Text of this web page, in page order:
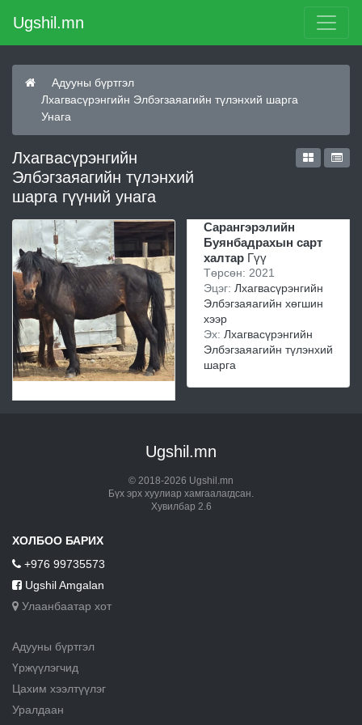
Ugshil.mn
Адууны бүртгэл
Лхагвасүрэнгийн Элбэгзаяагийн түлэнхий шарга
Унага
Лхагвасүрэнгийн
Элбэгзаяагийн түлэнхий
шарга гүүний унага
Сарангэрэлийн
Буянбадрахын сарт
халтар Гүү
Төрсөн: 2021
Эцэг: Лхагвасүрэнгийн
Элбэгзаяагийн хөгшин
хээр
Эх: Лхагвасүрэнгийн
Элбэгзаяагийн түлэнхий
шарга
Ugshil.mn
© 2018-2026 Ugshil.mn
Бүх эрх хуулиар хамгаалагдсан.
Хувилбар 2.6
ХОЛБОО БАРИХ
+976 99735573
Ugshil Amgalan
Улаанбаатар хот
Адууны бүртгэл
Үржүүлэгчид
Цахим хээлтүүлэг
Уралдаан